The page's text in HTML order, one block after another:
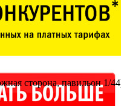
сторона, павильон 1/